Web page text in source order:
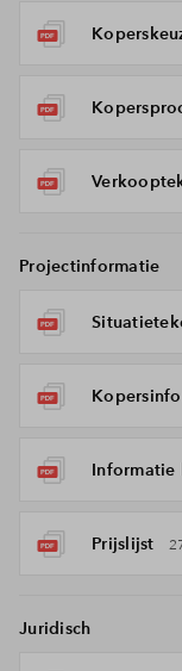
Projectinformatie
Informatie
Prijslijst
Juridisch